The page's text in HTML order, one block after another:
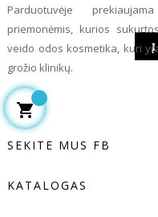
Į
Parduotuvėje
priemonėmis, kurios
veido odos kosmetika, kuri
grožio klinikų.
SEKITE MUS FB
KATALOGAS
